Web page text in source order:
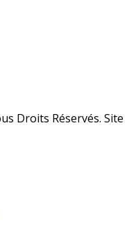
Droits Réservés. Site